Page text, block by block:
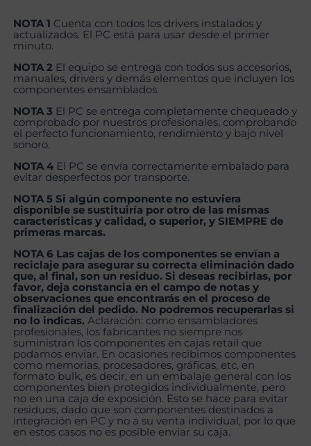
NOTA 1 Cuenta con todos los drivers instalados y
actualizados. El PC está para usar desde el primer
minuto.
NOTA 2 El equipo se entrega con todos sus accesorios,
manuales, drivers y demás elementos que incluyen los
componentes ensamblados.
NOTA 3 El PC se entrega completamente chequeado y
comprobado por nuestros profesionales, comprobando
el perfecto funcionamiento, rendimiento y bajo nivel
sonoro.
NOTA 4 El PC se envía correctamente embalado para
evitar desperfectos por transporte.
NOTA 5 Si algún componente no estuviera
disponible se sustituiría por otro de las mismas
características y calidad, o superior, y SIEMPRE de
primeras marcas.
NOTA 6 Las cajas de los componentes se envían a
reciclaje para asegurar su correcta eliminación dado
que, al final, son un residuo. Si deseas recibirlas, por
favor, deja constancia en el campo de notas y
observaciones que encontrarás en el proceso de
finalización del pedido. No podremos recuperarlas si
no lo indicas. Aclaración: como ensambladores
profesionales, los fabricantes no siempre nos
suministran los componentes en cajas retail que
podamos enviar. En ocasiones recibimos componentes
como memorias, procesadores, gráficas, etc, en
formato bulk, es decir, en un embalaje general con los
componentes bien protegidos individualmente, pero
no en una caja de exposición. Esto se hace para evitar
residuos, dado que son componentes destinados a
integración en PC y no a su venta individual, por lo que
en estos casos no es posible enviar su caja.